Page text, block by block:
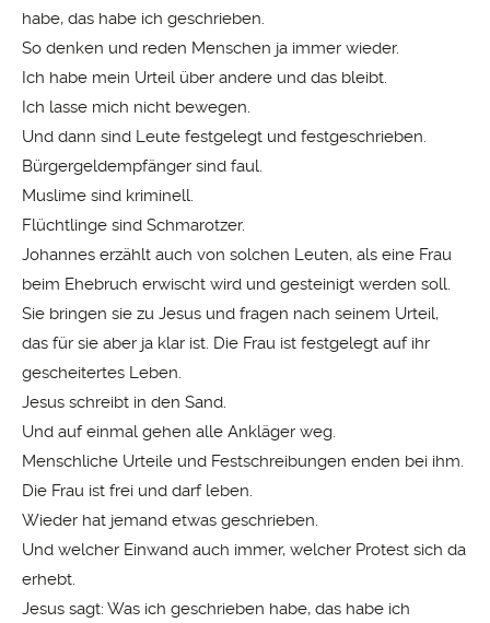
habe, das habe ich geschrieben.
So denken und reden Menschen ja immer wieder.
Ich habe mein Urteil über andere und das bleibt.
Ich lasse mich nicht bewegen.
Und dann sind Leute festgelegt und festgeschrieben.
Bürgergeldempfänger sind faul.
Muslime sind kriminell.
Flüchtlinge sind Schmarotzer.
Johannes erzählt auch von solchen Leuten, als eine Frau
beim Ehebruch erwischt wird und gesteinigt werden soll.
Sie bringen sie zu Jesus und fragen nach seinem Urteil,
das für sie aber ja klar ist. Die Frau ist festgelegt auf ihr
gescheitertes Leben.
Jesus schreibt in den Sand.
Und auf einmal gehen alle Ankläger weg.
Menschliche Urteile und Festschreibungen enden bei ihm.
Die Frau ist frei und darf leben.
Wieder hat jemand etwas geschrieben.
Und welcher Einwand auch immer, welcher Protest sich da
erhebt.
Jesus sagt: Was ich geschrieben habe, das habe ich